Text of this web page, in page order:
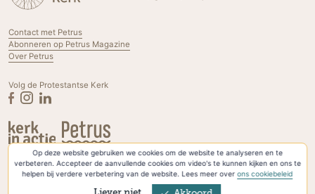
Op deze website gebruiken we cookies om de website te analyseren en te
verbeteren. Accepteer de aanvullende cookies om video's te kunnen kijken en ons te
helpen bij verdere verbetering van de website. Lees meer overons cookiebeleid
Contact met Petrus
Abonneren op Petrus Magazine
Over Petrus
Volg de Protestantse Kerk
Privacyverklaring & Cookies